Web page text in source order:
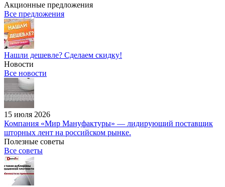
Акционные предложения
Все предложения
Нашли дешевле? Сделаем скидку!
Новости
Все новости
15 июля 2026
Компания «Мир Мануфактуры» — лидирующий поставщик
шторных лент на российском рынке.
Полезные советы
Все советы